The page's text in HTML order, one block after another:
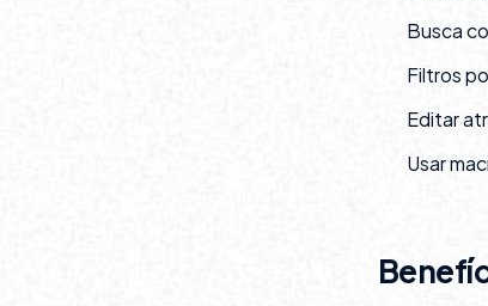
Busca
Filtros
Editar
Usar